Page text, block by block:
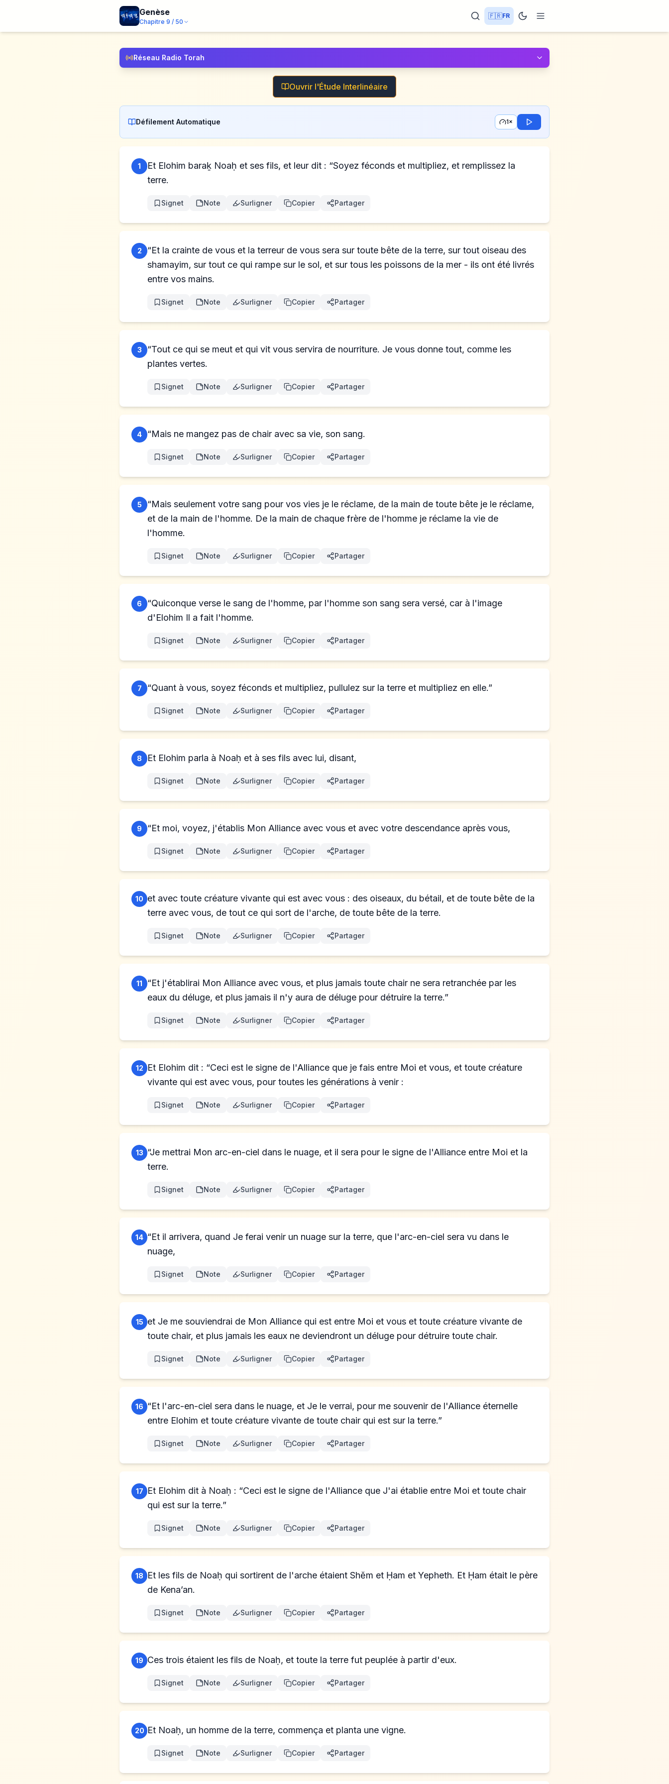
Genèse
Chapitre 9 / 50
🇫🇷FR
Réseau Radio Torah
Ouvrir l'Étude Interlinéaire
Défilement Automatique 1×
1
Et Elohim baraḵ Noaḥ et ses fils, et leur dit : “Soyez féconds et multipliez, et remplissez la
terre.
Signet Note Surligner Copier Partager
2
“Et la crainte de vous et la terreur de vous sera sur toute bête de la terre, sur tout oiseau des
shamayim, sur tout ce qui rampe sur le sol, et sur tous les poissons de la mer - ils ont été livrés
entre vos mains.
Signet Note Surligner Copier Partager
3
“Tout ce qui se meut et qui vit vous servira de nourriture. Je vous donne tout, comme les
plantes vertes.
Signet Note Surligner Copier Partager
4 “Mais ne mangez pas de chair avec sa vie, son sang.
Signet Note Surligner Copier Partager
5
“Mais seulement votre sang pour vos vies je le réclame, de la main de toute bête je le réclame,
et de la main de l'homme. De la main de chaque frère de l'homme je réclame la vie de
l'homme.
Signet Note Surligner Copier Partager
6
“Quiconque verse le sang de l'homme, par l'homme son sang sera versé, car à l'image
d'Elohim Il a fait l'homme.
Signet Note Surligner Copier Partager
7 “Quant à vous, soyez féconds et multipliez, pullulez sur la terre et multipliez en elle.”
Signet Note Surligner Copier Partager
8 Et Elohim parla à Noaḥ et à ses fils avec lui, disant,
Signet Note Surligner Copier Partager
9 “Et moi, voyez, j'établis Mon Alliance avec vous et avec votre descendance après vous,
Signet Note Surligner Copier Partager
10 et avec toute créature vivante qui est avec vous : des oiseaux, du bétail, et de toute bête de la
terre avec vous, de tout ce qui sort de l'arche, de toute bête de la terre.
Signet Note Surligner Copier Partager
11
“Et j'établirai Mon Alliance avec vous, et plus jamais toute chair ne sera retranchée par les
eaux du déluge, et plus jamais il n'y aura de déluge pour détruire la terre.”
Signet Note Surligner Copier Partager
12
Et Elohim dit : “Ceci est le signe de l'Alliance que je fais entre Moi et vous, et toute créature
vivante qui est avec vous, pour toutes les générations à venir :
Signet Note Surligner Copier Partager
13 “Je mettrai Mon arc-en-ciel dans le nuage, et il sera pour le signe de l'Alliance entre Moi et la
terre.
Signet Note Surligner Copier Partager
14 “Et il arrivera, quand Je ferai venir un nuage sur la terre, que l'arc-en-ciel sera vu dans le
nuage,
Signet Note Surligner Copier Partager
15 et Je me souviendrai de Mon Alliance qui est entre Moi et vous et toute créature vivante de
toute chair, et plus jamais les eaux ne deviendront un déluge pour détruire toute chair.
Signet Note Surligner Copier Partager
16 “Et l'arc-en-ciel sera dans le nuage, et Je le verrai, pour me souvenir de l'Alliance éternelle
entre Elohim et toute créature vivante de toute chair qui est sur la terre.”
Signet Note Surligner Copier Partager
17
Et Elohim dit à Noaḥ : “Ceci est le signe de l'Alliance que J'ai établie entre Moi et toute chair
qui est sur la terre.”
Signet Note Surligner Copier Partager
18
Et les fils de Noaḥ qui sortirent de l'arche étaient Shĕm et Ḥam et Yepheth. Et Ḥam était le père
de Kena’an.
Signet Note Surligner Copier Partager
19 Ces trois étaient les fils de Noaḥ, et toute la terre fut peuplée à partir d'eux.
Signet Note Surligner Copier Partager
20 Et Noaḥ, un homme de la terre, commença et planta une vigne.
Signet Note Surligner Copier Partager